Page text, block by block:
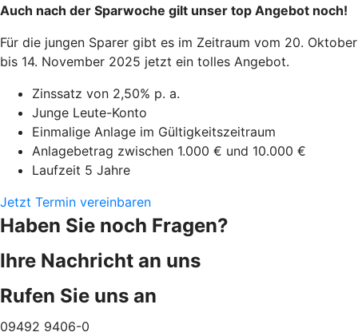
Auch nach der Sparwoche gilt unser top Angebot noch!
Für die jungen Sparer gibt es im Zeitraum vom 20. Oktober
bis 14. November 2025 jetzt ein tolles Angebot.
Zinssatz von 2,50% p. a.
Junge Leute-Konto
Einmalige Anlage im Gültigkeitszeitraum
Anlagebetrag zwischen 1.000 € und 10.000 €
Laufzeit 5 Jahre
Jetzt Termin vereinbaren
Haben Sie noch Fragen?
Ihre Nachricht an uns
Rufen Sie uns an
09492 9406-0